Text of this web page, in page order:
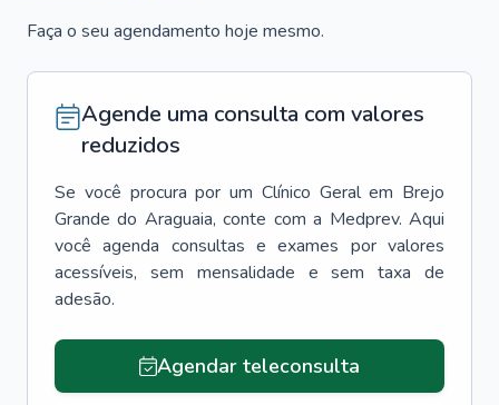
Faça o seu agendamento hoje mesmo.
Agende uma consulta com valores
reduzidos
Se você procura por um Clínico Geral em Brejo
Grande do Araguaia, conte com a Medprev. Aqui
você agenda consultas e exames por valores
acessíveis, sem mensalidade e sem taxa de
adesão.
Agendar teleconsulta